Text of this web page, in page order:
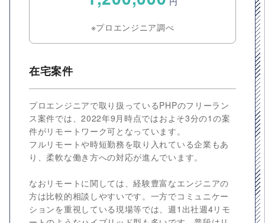
※プロエンジニア調べ
在宅案件
プロエンジニアで取り扱っているPHPのフリーラン
ス案件では、2022年9月時点ではおよそ3分の1の案
件がリモートワーク可となっています。
フルリモートや時短勤務を取り入れている企業もあ
り、柔軟な働き方への対応が進んでいます。
なおリモートに関しては、経験豊富なエンジニアの
方は比較的相談しやすいです。一方でコミュニケー
ションを重視している現場等では、週1出社週4リモ